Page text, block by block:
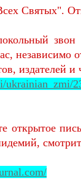
Святых".
независимо
издателей
открытое